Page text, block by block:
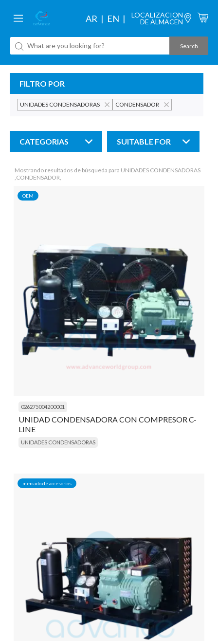
AR EN
LOCALIZACION
DE ALMACEN
FILTRO POR
UNIDADES CONDENSADORAS CONDENSADOR
CATEGORIAS SUITABLE FOR
Mostrando resultados de búsqueda para UNIDADES CONDENSADORAS
,CONDENSADOR,
OEM
026275004200001
UNIDAD CONDENSADORA CON COMPRESOR C-
LINE
UNIDADES CONDENSADORAS
mercado de accesorios